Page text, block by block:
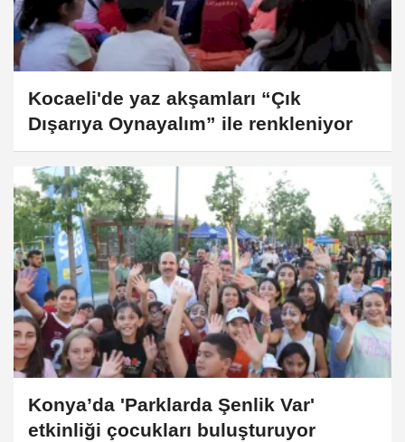
Kocaeli'de yaz akşamları “Çık
Dışarıya Oynayalım” ile renkleniyor
Konya’da 'Parklarda Şenlik Var'
etkinliği çocukları buluşturuyor